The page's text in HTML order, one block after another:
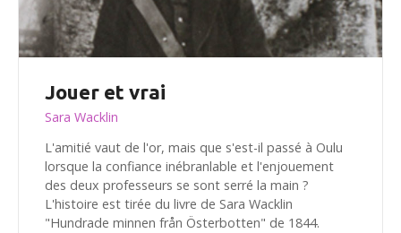
Jouer et vrai
Sara Wacklin
L'amitié vaut de l'or, mais que s'est-il passé à Oulu
lorsque la confiance inébranlable et l'enjouement
des deux professeurs se sont serré la main ?
L'histoire est tirée du livre de Sara Wacklin
"Hundrade minnen från Österbotten" de 1844.